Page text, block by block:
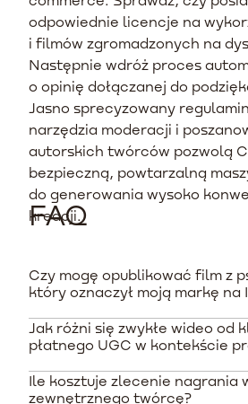
odpowiednie licencje na
i filmów zgromadzonych na
Następnie wdróż proces
o opinię dołączanej do
Jasno sprecyzowany
narzędzia moderacji i
autorskich twórców pozwolą
bezpieczną, powtarzalną
do generowania wysoko
kreacji.
FAQ
Czy mogę opublikować film z
który oznaczył moją markę na
Samo oznaczenie Twojej marki nie
polskim prawem autorskim, przed
takiego wideo w swoich kanałach
Jak różni się zwykłe wideo od
płatnego UGC w kontekście
Spontaniczne nagrania od
Ile kosztuje zlecenie nagrania
zewnętrznego twórcę?